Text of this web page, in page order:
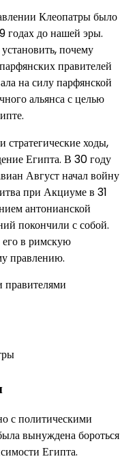
Клеопатры было
годах до нашей эры.
почему
правителей
на силу парфянской
альянса с целью
ходы,
Египта. В 30 году
Август начал войну
при Акциуме в 31
антонианской
покончили с собой.
его в римскую
правлению.
правителями
с политическими
вынуждена бороться
Египта.